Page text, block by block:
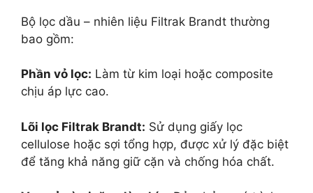
Bộ lọc dầu – nhiên liệu Filtrak Brandt thường
bao gồm:
Phần vỏ lọc: Làm từ kim loại hoặc composite
chịu áp lực cao.
Lõi lọc Filtrak Brandt: Sử dụng giấy lọc
cellulose hoặc sợi tổng hợp, được xử lý đặc biệt
để tăng khả năng giữ cặn và chống hóa chất.